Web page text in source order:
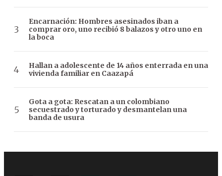
Encarnación: Hombres asesinados iban a
comprar oro, uno recibió 8 balazos y otro uno en
la boca
Hallan a adolescente de 14 años enterrada en una
vivienda familiar en Caazapá
Gota a gota: Rescatan a un colombiano
secuestrado y torturado y desmantelan una
banda de usura